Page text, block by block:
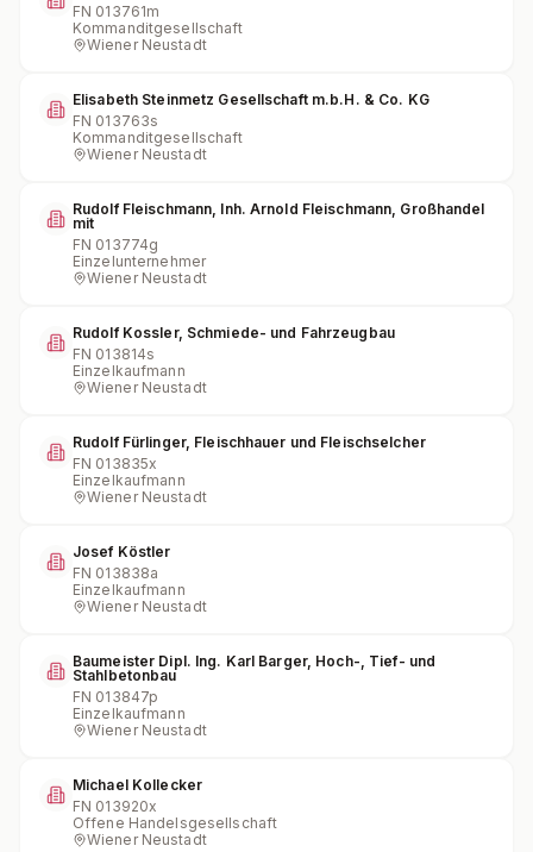
FN 013761m
Kommanditgesellschaft
Wiener Neustadt
Elisabeth Steinmetz Gesellschaft m.b.H. & Co. KG
FN 013763s
Kommanditgesellschaft
Wiener Neustadt
Rudolf Fleischmann, Inh. Arnold Fleischmann, Großhandel
mit
FN 013774g
Einzelunternehmer
Wiener Neustadt
Rudolf Kossler, Schmiede- und Fahrzeugbau
FN 013814s
Einzelkaufmann
Wiener Neustadt
Rudolf Fürlinger, Fleischhauer und Fleischselcher
FN 013835x
Einzelkaufmann
Wiener Neustadt
Josef Köstler
FN 013838a
Einzelkaufmann
Wiener Neustadt
Baumeister Dipl. Ing. Karl Barger, Hoch-, Tief- und
Stahlbetonbau
FN 013847p
Einzelkaufmann
Wiener Neustadt
Michael Kollecker
FN 013920x
Offene Handelsgesellschaft
Wiener Neustadt